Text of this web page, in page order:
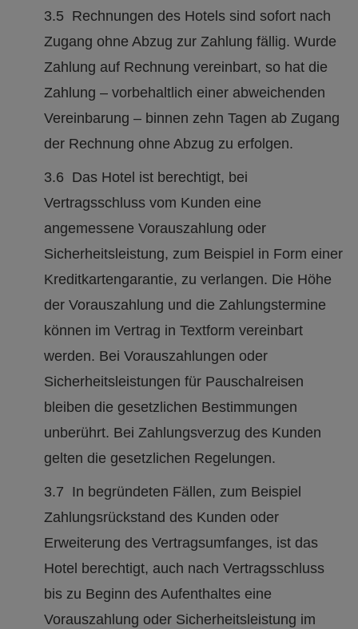
3.5 Rechnungen des Hotels sind sofort nach
Zugang ohne Abzug zur Zahlung fällig. Wurde
Zahlung auf Rechnung vereinbart, so hat die
Zahlung – vorbehaltlich einer abweichenden
Vereinbarung – binnen zehn Tagen ab Zugang
der Rechnung ohne Abzug zu erfolgen.
3.6 Das Hotel ist berechtigt, bei
Vertragsschluss vom Kunden eine
angemessene Vorauszahlung oder
Sicherheitsleistung, zum Beispiel in Form einer
Kreditkartengarantie, zu verlangen. Die Höhe
der Vorauszahlung und die Zahlungstermine
können im Vertrag in Textform vereinbart
werden. Bei Vorauszahlungen oder
Sicherheitsleistungen für Pauschalreisen
bleiben die gesetzlichen Bestimmungen
unberührt. Bei Zahlungsverzug des Kunden
gelten die gesetzlichen Regelungen.
3.7 In begründeten Fällen, zum Beispiel
Zahlungsrückstand des Kunden oder
Erweiterung des Vertragsumfanges, ist das
Hotel berechtigt, auch nach Vertragsschluss
bis zu Beginn des Aufenthaltes eine
Vorauszahlung oder Sicherheitsleistung im